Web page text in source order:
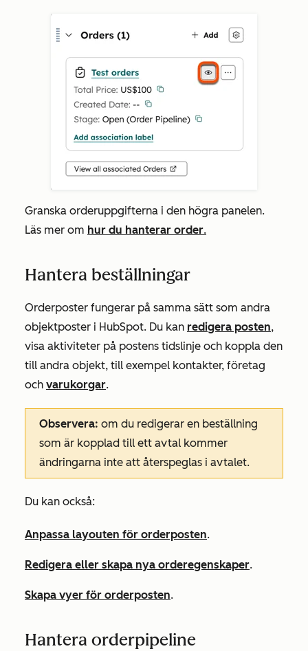
Granska orderuppgifterna i den högra panelen.
Läs mer om hur du hanterar order.
Hantera beställningar
Orderposter fungerar på samma sätt som andra
objektposter i HubSpot. Du kan redigera posten,
visa aktiviteter på postens tidslinje och koppla den
till andra objekt, till exempel kontakter, företag
och varukorgar.
Observera: om du redigerar en beställning
som är kopplad till ett avtal kommer
ändringarna inte att återspeglas i avtalet.
Du kan också:
Anpassa layouten för orderposten.
Redigera eller skapa nya orderegenskaper.
Skapa vyer för orderposten.
Hantera orderpipeline